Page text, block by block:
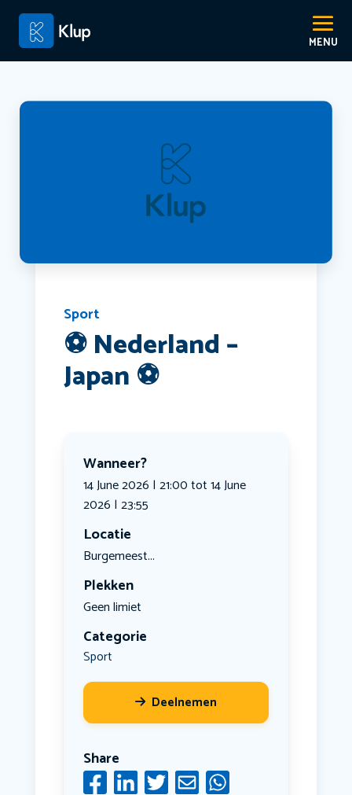
Sport
⚽️ Nederland –
Japan ⚽️
Wanneer?
14 June 2026 | 21:00 tot 14 June
2026 | 23:55
Locatie
Burgemeest...
Plekken
Geen limiet
Categorie
Sport
Deelnemen
Share